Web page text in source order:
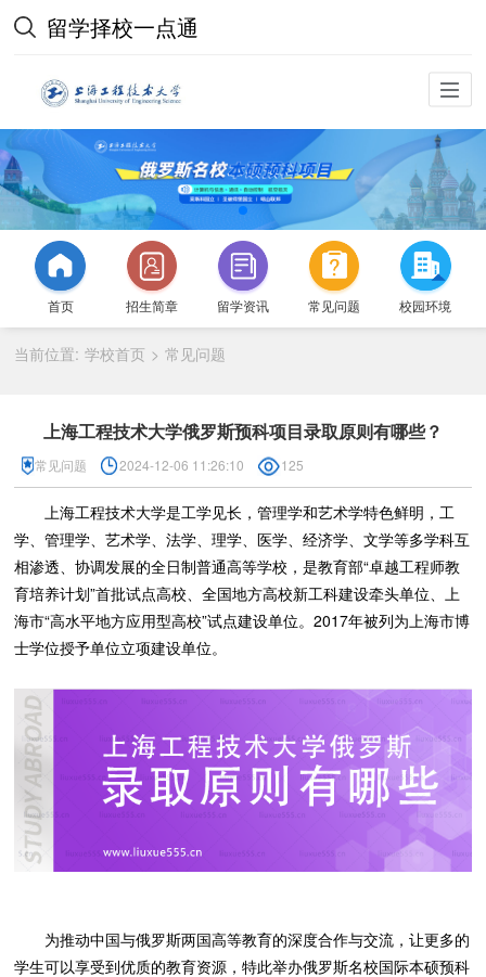
留学择校一点通
首页 招生简章 留学资讯 常见问题 校园环境
当前位置: 学校首页 > 常见问题
上海工程技术大学俄罗斯预科项目录取原则有哪些？
常见问题 2024-12-06 11:26:10 125
上海工程技术大学是工学见长，管理学和艺术学特色鲜明，工
学、管理学、艺术学、法学、理学、医学、经济学、文学等多学科互
相渗透、协调发展的全日制普通高等学校，是教育部“卓越工程师教
育培养计划”首批试点高校、全国地方高校新工科建设牵头单位、上
海市“高水平地方应用型高校”试点建设单位。2017年被列为上海市博
士学位授予单位立项建设单位。
为推动中国与俄罗斯两国高等教育的深度合作与交流，让更多的
学生可以享受到优质的教育资源，特此举办俄罗斯名校国际本硕预科